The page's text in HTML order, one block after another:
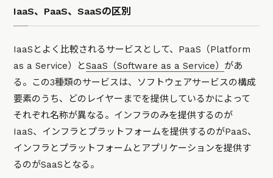
IaaS、PaaS、SaaSの区別
IaaSとよく比較されるサービスとして、PaaS（Platform
as a Service）とSaaS（Software as a Service） があ
る。この3種類のサービスは、ソフトウェアサービスの構成
要素のうち、どのレイヤーまでを提供しているかによって
それぞれ名称が異なる。インフラのみを提供するのが
IaaS、インフラとプラットフォームを提供するのがPaaS、
インフラとプラットフォームとアプリケーションを提供す
るのがSaaSとなる。